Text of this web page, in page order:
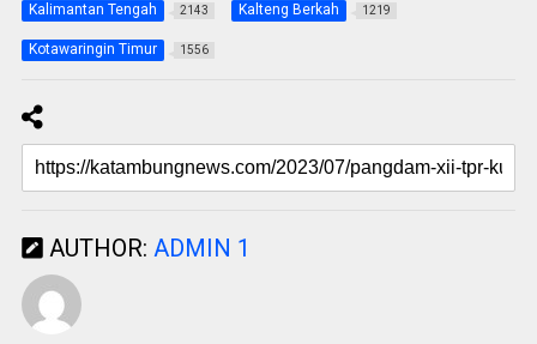
Kalimantan Tengah 2143 Kalteng Berkah 1219
Kotawaringin Timur 1556
AUTHOR: ADMIN 1